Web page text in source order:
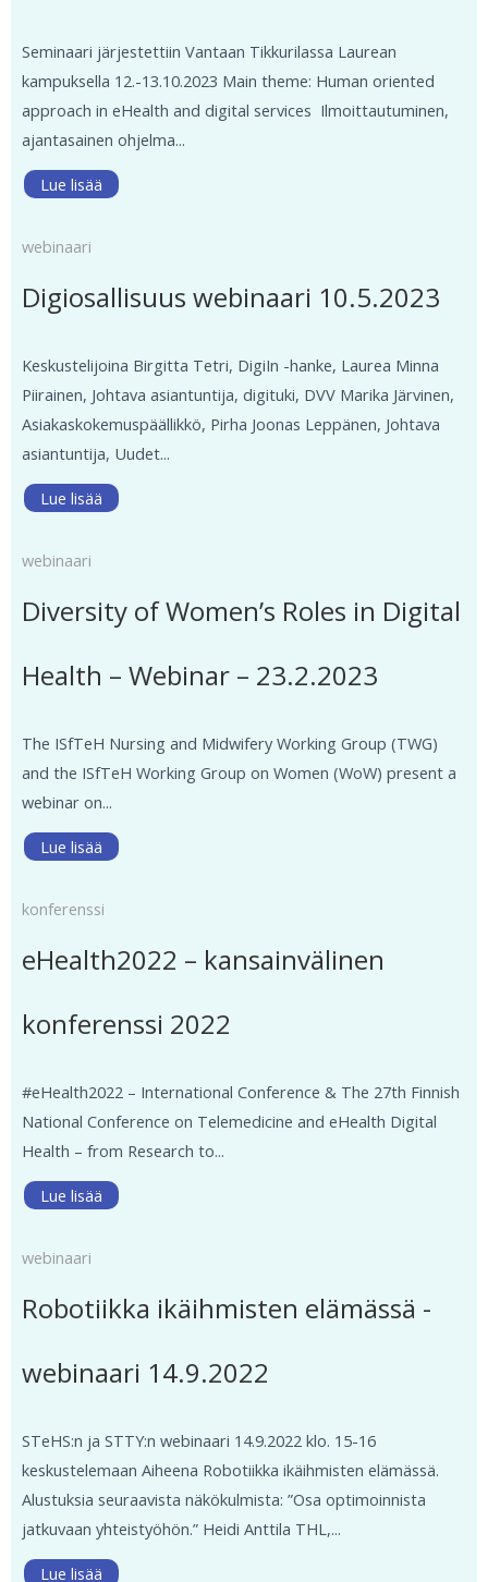
Seminaari järjestettiin Vantaan Tikkurilassa Laurean
kampuksella 12.-13.10.2023 Main theme: Human oriented
approach in eHealth and digital services Ilmoittautuminen,
ajantasainen ohjelma...
Lue lisää
webinaari
Digiosallisuus webinaari 10.5.2023
Keskustelijoina Birgitta Tetri, DigiIn -hanke, Laurea Minna
Piirainen, Johtava asiantuntija, digituki, DVV Marika Järvinen,
Asiakaskokemuspäällikkö, Pirha Joonas Leppänen, Johtava
asiantuntija, Uudet...
Lue lisää
webinaari
Diversity of Women’s Roles in Digital
Health – Webinar – 23.2.2023
The ISfTeH Nursing and Midwifery Working Group (TWG)
and the ISfTeH Working Group on Women (WoW) present a
webinar on...
Lue lisää
konferenssi
eHealth2022 – kansainvälinen
konferenssi 2022
#eHealth2022 – International Conference & The 27th Finnish
National Conference on Telemedicine and eHealth Digital
Health – from Research to...
Lue lisää
webinaari
Robotiikka ikäihmisten elämässä -
webinaari 14.9.2022
STeHS:n ja STTY:n webinaari 14.9.2022 klo. 15-16
keskustelemaan Aiheena Robotiikka ikäihmisten elämässä.
Alustuksia seuraavista näkökulmista: ”Osa optimoinnista
jatkuvaan yhteistyöhön.” Heidi Anttila THL,...
Lue lisää